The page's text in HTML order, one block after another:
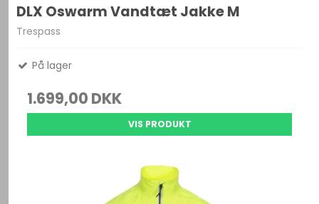
DLX Oswarm Vandtæt Jakke M
Trespass
På lager
1.699,00 DKK
VIS PRODUKT